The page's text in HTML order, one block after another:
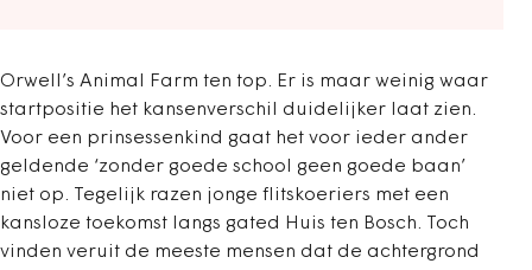
Orwell’s Animal Farm ten top. Er is maar weinig waar
startpositie het kansenverschil duidelijker laat zien.
Voor een prinsessenkind gaat het voor ieder ander
geldende ‘zonder goede school geen goede baan’
niet op. Tegelijk razen jonge flitskoeriers met een
kansloze toekomst langs gated Huis ten Bosch. Toch
vinden veruit de meeste mensen dat de achtergrond